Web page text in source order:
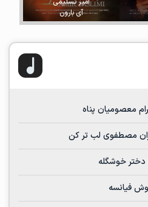
آی بارون
معصومیان پناه
مصطفوی لب تر کن
دختر خوشگله
فیانسه